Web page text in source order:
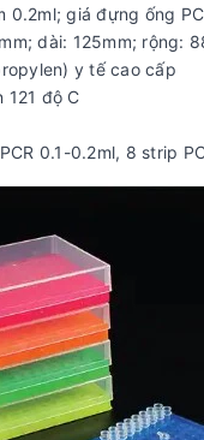
0.2ml; giá đựng ống
dài: 125mm; rộng:
y tế cao cấp
độ C
0.1-0.2ml, 8 strip